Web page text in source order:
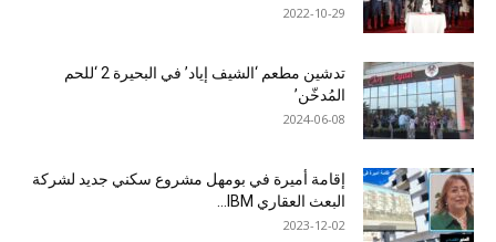
2022-10-29
تدشين مطعم ‘الشيف إياد’ في البحيرة 2 ‘للحم
المُدخّن’
2024-06-08
إقامة أميرة في بومهل مشروع سكني جديد لشركة
البعث العقاري IBM...
2023-12-02